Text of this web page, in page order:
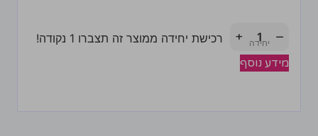
−
+
רכישת יחידה ממוצר זה תצברו 1 נקודה!
מידע נוסף